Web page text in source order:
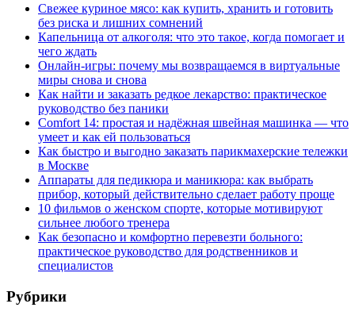
Свежее куриное мясо: как купить, хранить и готовить
без риска и лишних сомнений
Капельница от алкоголя: что это такое, когда помогает и
чего ждать
Онлайн-игры: почему мы возвращаемся в виртуальные
миры снова и снова
Как найти и заказать редкое лекарство: практическое
руководство без паники
Comfort 14: простая и надёжная швейная машинка — что
умеет и как ей пользоваться
Как быстро и выгодно заказать парикмахерские тележки
в Москве
Аппараты для педикюра и маникюра: как выбрать
прибор, который действительно сделает работу проще
10 фильмов о женском спорте, которые мотивируют
сильнее любого тренера
Как безопасно и комфортно перевезти больного:
практическое руководство для родственников и
специалистов
Рубрики